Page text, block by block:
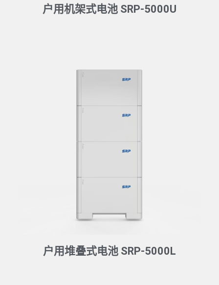
户用机架式电池 SRP-5000U
户用堆叠式电池 SRP-5000L